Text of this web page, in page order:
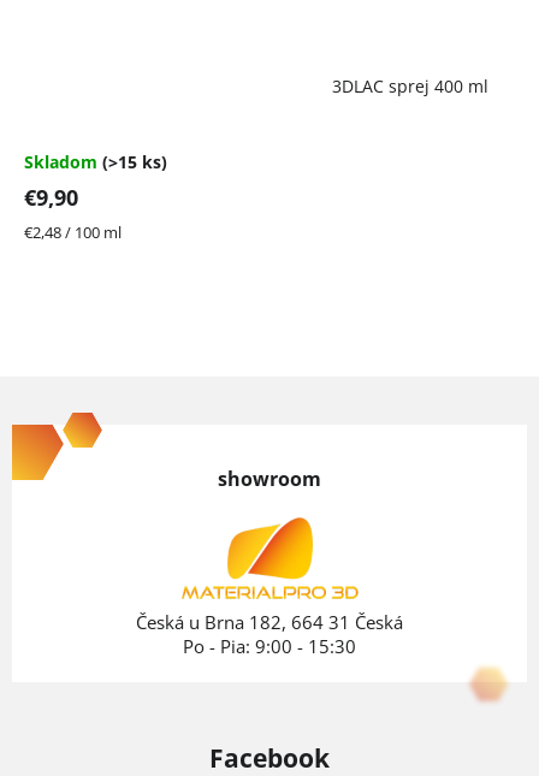
3DLAC sprej 400 ml
4,7
5
hviezdičiek.
Skladom (>15 ks)
€9,90
Jednotková
€2,48 / 100 ml
á
p
showroom
Česká u Brna 182, 664 31 Česká
Po - Pia: 9:00 - 15:30
Facebook